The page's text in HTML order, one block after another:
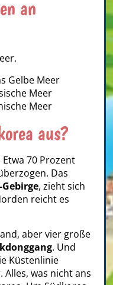
an
Gelbe Meer
Meer
Meer
aus?
70 Prozent
Das
, zieht sich
reicht es
aber vier große
. Und
Küstenlinie
was nicht ans